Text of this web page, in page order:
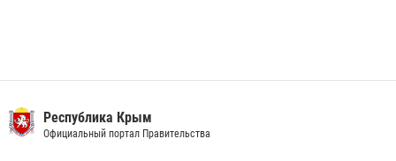
Республика Крым
Официальный портал Правительства